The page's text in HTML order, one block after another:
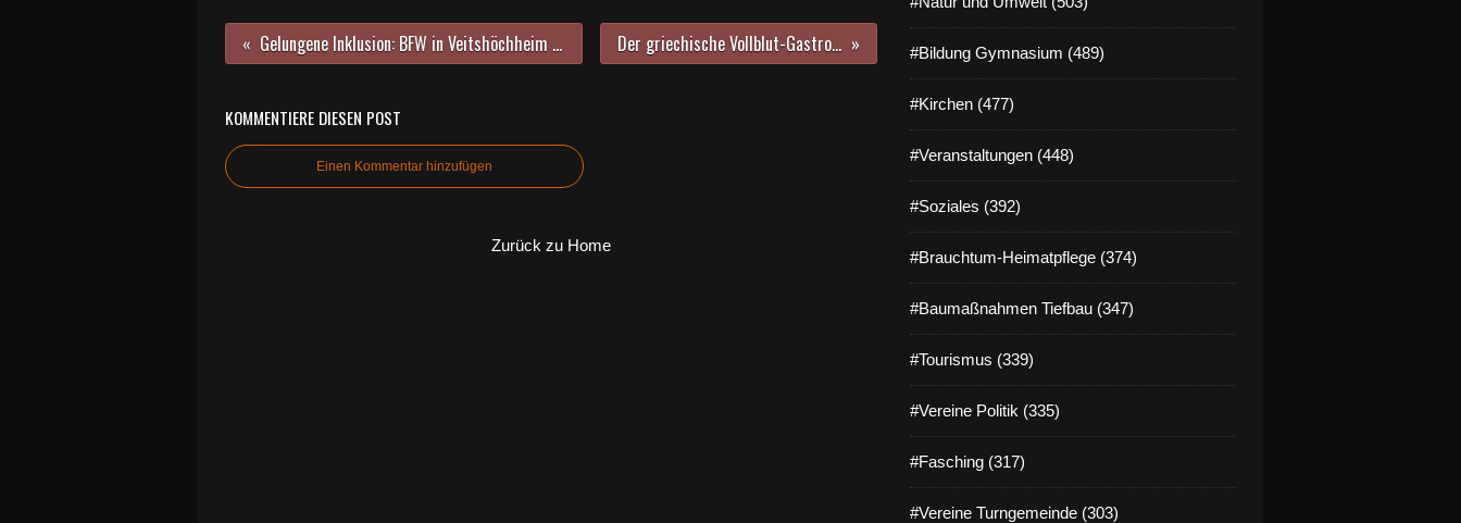
Gelungene Inklusion: BFW in Veitshöchheim beteiligt sich mit über 100 blinden, sehbehinderten und sehenden Sportlern und Unterstützern beim Würzburger Fimenlauf am 29. Juni Der griechische Vollblut-Gastronom Theo hat nun nach 36jährigem Wirken in Veitshöchheim in Würzburg ein neues Domizil gefunden
KOMMENTIERE DIESEN POST
Einen Kommentar hinzufügen
Zurück zu Home
#Bildung Gymnasium (489)
#Kirchen (477)
#Veranstaltungen (448)
#Soziales (392)
#Brauchtum-Heimatpflege (374)
#Baumaßnahmen Tiefbau (347)
#Tourismus (339)
#Vereine Politik (335)
#Fasching (317)
#Vereine Turngemeinde (303)